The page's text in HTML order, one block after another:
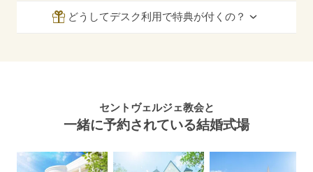
どうしてデスク利用で特典が付くの？
セントヴェルジェ教会と
一緒に予約されている結婚式場